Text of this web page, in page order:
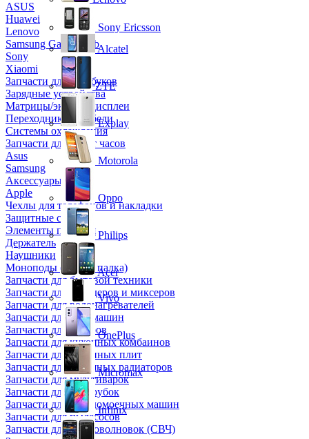
ASUS
Huawei
Lenovo
Samsung Galaxy Tab
Sony
Xiaomi
Запчасти для ноутбуков
Зарядные устройства
Матрицы/экраны/дисплеи
Переходники и кабели
Системы охлаждения
Запчасти для смарт часов
Asus
Samsung
Аксессуары
Apple
Чехлы для телефонов и накладки
Защитные стекла
Элементы питания
Держатель
Наушники
Моноподы (Селфи палка)
Запчасти для бытовой техники
Запчасти для блендеров и миксеров
Запчасти для водонагревателей
Запчасти для кофемашин
Запчасти для кулеров
Запчасти для кухонных комбаинов
Запчасти для кухонных плит
Запчасти для масляных радиаторов
Запчасти для мультиварок
Запчасти для мясорубок
Запчасти для посудомоечных машин
Запчасти для пылесосов
Запчасти для микроволновок (СВЧ)
Sony Ericsson
Alcatel
ZTE
Explay
Motorola
Oppo
Philips
Acer
Vivo
OnePlus
Micromax
Infinix